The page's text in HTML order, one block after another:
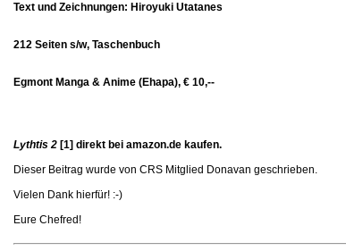
Text und Zeichnungen: Hiroyuki Utatanes
212 Seiten s/w, Taschenbuch
Egmont Manga & Anime (Ehapa), € 10,--
Lythtis 2 [1] direkt bei amazon.de kaufen.
Dieser Beitrag wurde von CRS Mitglied Donavan geschrieben.
Vielen Dank hierfür! :-)
Eure Chefred!